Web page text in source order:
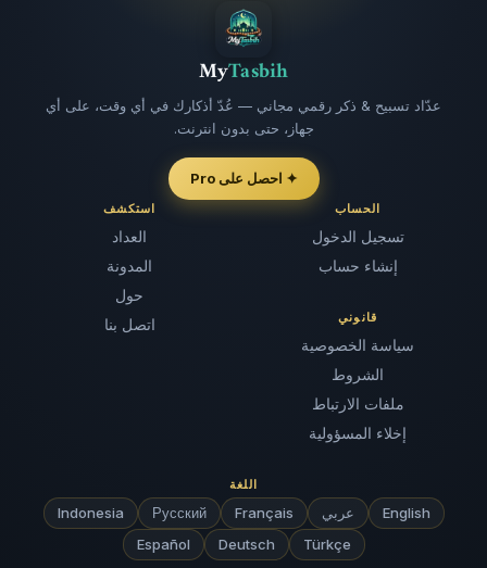
MyTasbih
عدّاد تسبيح & ذكر رقمي مجاني — عُدّ أذكارك في أي وقت، على أي
جهاز، حتى بدون انترنت.
✦ احصل على Pro
استكشف
العداد
المدونة
حول
اتصل بنا
الحساب
تسجيل الدخول
إنشاء حساب
قانوني
سياسة الخصوصية
الشروط
ملفات الارتباط
إخلاء المسؤولية
اللغة
English عربي Français
Русский
Indonesia
Türkçe
Deutsch
Español